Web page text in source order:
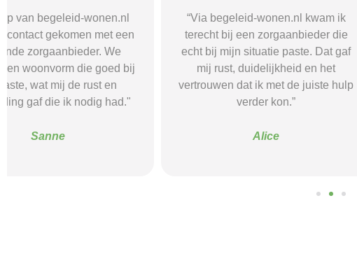
“Via begeleid-wonen.nl kwam ik
terecht bij een zorgaanbieder die
echt bij mijn situatie paste. Dat gaf
mij rust, duidelijkheid en het
vertrouwen dat ik met de juiste hulp
verder kon.”
“Met hulp van
vond ik een
zorgaanbieder die
ik nodig had. De
mij geholpen om
structuur, overzicht